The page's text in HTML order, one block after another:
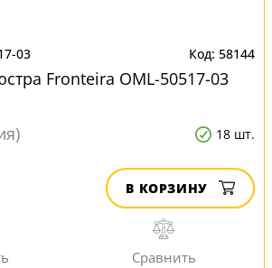
03 58144
Fronteira OML-50517-03
18 шт.
В КОРЗИНУ